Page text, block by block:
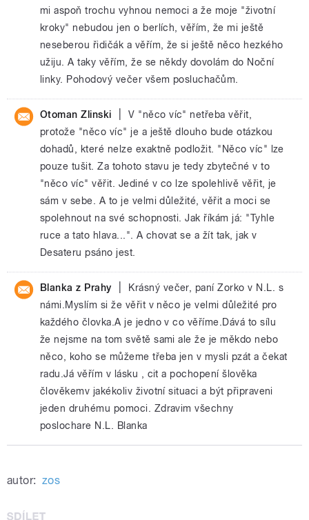
mi aspoň trochu vyhnou nemoci a že moje "životní
kroky" nebudou jen o berlích, věřím, že mi ještě
neseberou řidičák a věřím, že si ještě něco hezkého
užiju. A taky věřím, že se někdy dovolám do Noční
linky. Pohodový večer všem posluchačům.
Otoman Zlinski
V "něco víc" netřeba věřit,
protože "něco víc" je a ještě dlouho bude otázkou
dohadů, které nelze exaktně podložit. "Něco víc" lze
pouze tušit. Za tohoto stavu je tedy zbytečné v to
"něco víc" věřit. Jediné v co lze spolehlivě věřit, je
sám v sebe. A to je velmi důležité, věřit a moci se
spolehnout na své schopnosti. Jak říkám já: "Tyhle
ruce a tato hlava...". A chovat se a žít tak, jak v
Desateru psáno jest.
Blanka z Prahy
Krásný večer, paní Zorko v N.L. s
námi.Myslím si že věřit v něco je velmi důležité pro
každého človka.A je jedno v co věříme.Dává to sílu
že nejsme na tom světě sami ale že je měkdo nebo
něco, koho se můžeme třeba jen v mysli pzát a čekat
radu.Já věřím v lásku , cit a pochopení šlověka
člověkemv jakékoliv životní situaci a být připraveni
jeden druhému pomoci. Zdravim všechny
poslochare N.L. Blanka
autor: zos